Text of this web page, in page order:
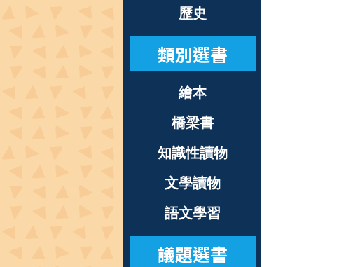
歷史
類別選書
繪本
橋梁書
知識性讀物
文學讀物
語文學習
議題選書